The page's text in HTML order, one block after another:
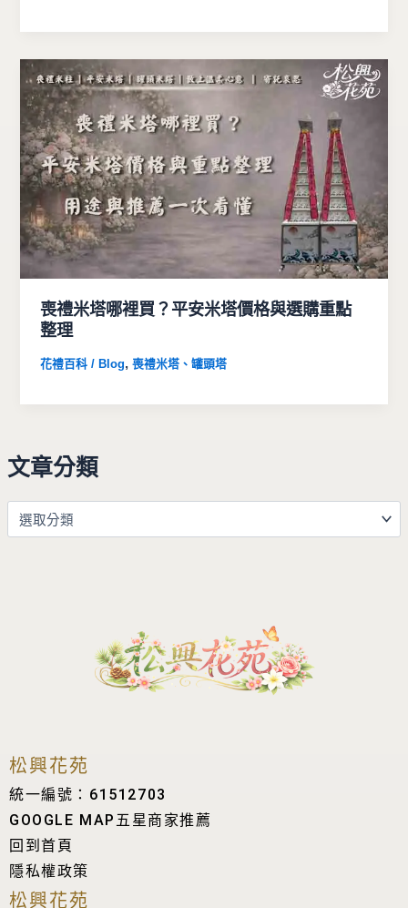
文章分類
喪禮米塔哪裡買？平安米塔價格與選購重點
整理
花禮百科 / Blog,喪禮米塔、罐頭塔
松興花苑
統一編號：61512703
GOOGLE MAP五星商家推薦
回到首頁
隱私權政策
松興花苑